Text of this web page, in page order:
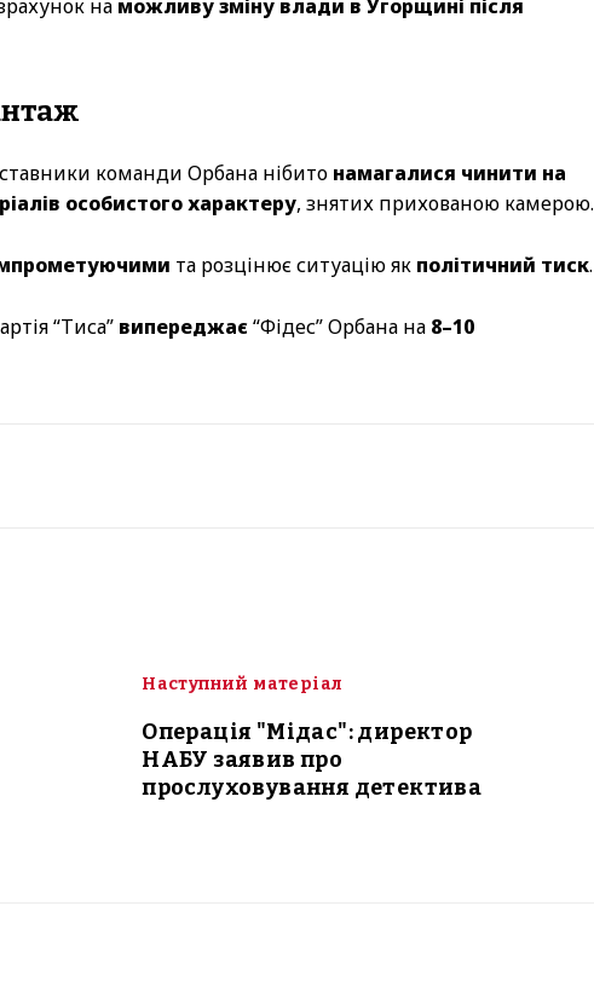
на можливу зміну влади в Угорщині після
команди Орбана нібито намагалися чинити на
особистого характеру, знятих прихованою камерою.
та розцінює ситуацію як політичний тиск.
“Тиса” випереджає“Фідес” Орбана на 8–10
Наступний матеріал
Операція "Мідас": директор
НАБУ заявив про
прослуховування детектива